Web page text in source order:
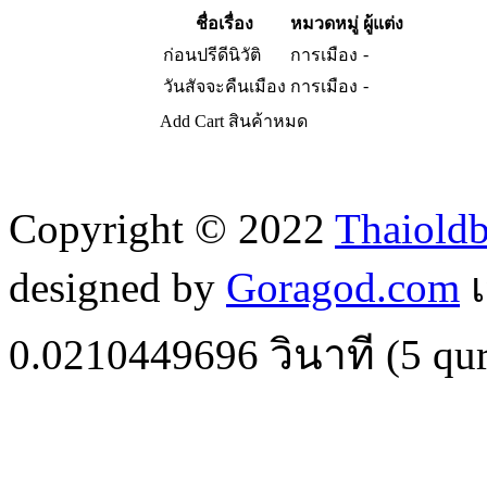
ชื่อเรื่อง
หมวดหมู่ ผู้แต่ง
ก่อนปรีดีนิวัติ
การเมือง -
วันสัจจะคืนเมือง การเมือง -
Add Cart สินค้าหมด
Copyright © 2022
designed by Goragod.com
0.0210449696 วินาที (5